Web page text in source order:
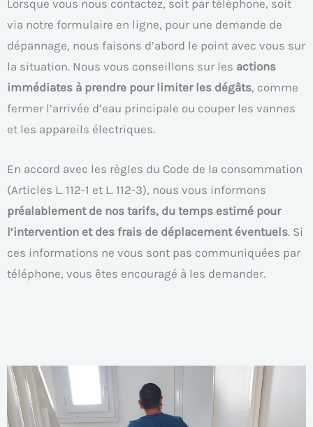
Lorsque vous nous contactez, soit par téléphone, soit
via notre formulaire en ligne, pour une demande de
dépannage, nous faisons d’abord le point avec vous sur
la situation. Nous vous conseillons sur les actions
immédiates à prendre pour limiter les dégâts, comme
fermer l’arrivée d’eau principale ou couper les vannes
et les appareils électriques.
En accord avec les règles du Code de la consommation
(Articles L. 112-1 et L. 112-3), nous vous informons
préalablement de nos tarifs, du temps estimé pour
l’intervention et des frais de déplacement éventuels. Si
ces informations ne vous sont pas communiquées par
téléphone, vous êtes encouragé à les demander.